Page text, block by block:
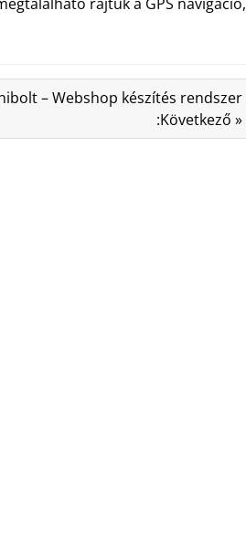
– Webshop készítés rendszer
:Következő »